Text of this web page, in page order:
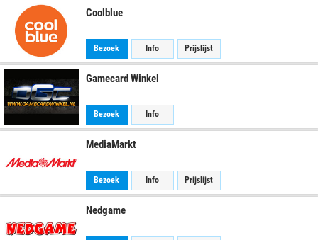
Coolblue
Bezoek Info Prijslijst
Gamecard Winkel
Bezoek Info
MediaMarkt
Bezoek Info Prijslijst
Nedgame